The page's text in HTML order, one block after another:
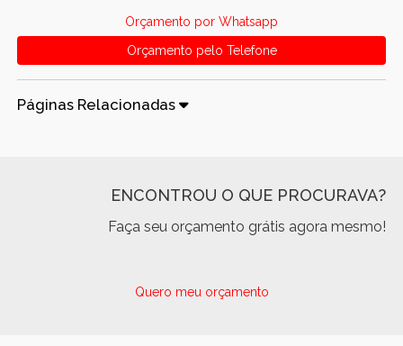
Orçamento por Whatsapp
Orçamento pelo Telefone
Páginas Relacionadas
ENCONTROU O QUE PROCURAVA?
Faça seu orçamento grátis agora mesmo!
Quero meu orçamento